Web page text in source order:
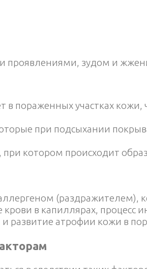
проявлениями, зудом и
пораженных участках кожи,
при подсыхании
котором происходит
(раздражителем),
в капиллярах, процесс
развитие атрофии кожи в